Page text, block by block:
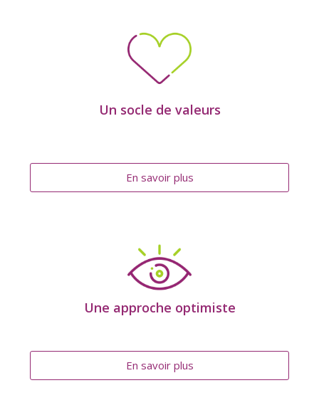
Un socle de valeurs
En savoir plus
Une approche optimiste
En savoir plus